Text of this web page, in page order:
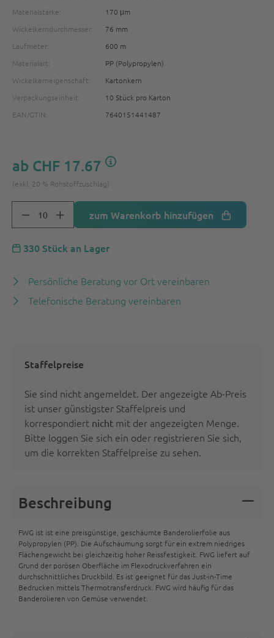
Materialstärke:
170 μm
Wickelkerndurchmesser:
76 mm
Laufmeter:
600 m
Materialart:
PP (Polypropylen)
Wickelkerneigenschaft:
Kartonkern
Verpackungseinheit:
10 Stück pro Karton
EAN/GTIN:
7640151441487
ab CHF 17.67
(exkl. 20 % Rohstoffzuschlag)
zum Warenkorb hinzufügen
330 Stück an Lager
Persönliche Beratung vor Ort vereinbaren
Telefonische Beratung vereinbaren
Staffelpreise
Sie sind nicht angemeldet. Der angezeigte Ab-Preis
ist unser günstigster Staffelpreis und
korrespondiert nicht mit der angezeigten Menge.
Bitte loggen Sie sich ein oder registrieren Sie sich,
um die korrekten Staffelpreise zu sehen.
Beschreibung
FWG ist ist eine preisgünstige, geschäumte Banderolierfolie aus
Polypropylen (PP). Die Aufschäumung sorgt für ein extrem niedriges
Flächengewicht bei gleichzeitig hoher Reissfestigkeit. FWG liefert auf
Grund der porösen Oberfläche im Flexodruckverfahren ein
durchschnittliches Druckbild. Es ist geeignet für das Just-in-Time
Bedrucken mittels Thermotransferdruck. FWG wird häufig für das
Banderolieren von Gemüse verwendet.